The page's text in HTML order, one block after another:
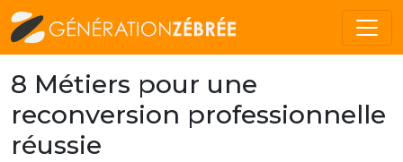
8 Métiers pour une
reconversion professionnelle
réussie